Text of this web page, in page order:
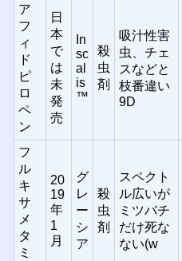
ア
フ
ィ
ド
ピ
ロ
ペ
ン
日
本
で
は
未
発
売
In
sc
al
is
™
殺
虫
剤
吸汁性害
虫、チェ
スなどと
枝番違い
9D
フ
ル
キ
サ
メ
タ
ミ
20
19
年
1
月
グ
レ
ー
シ
ア
殺
虫
剤
スペクト
ル広いが
ミツバチ
だけ死な
ない(w